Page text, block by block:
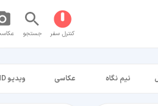
کنترل سفر جستجو
نیم نگاه عکاسی ویدیو HD